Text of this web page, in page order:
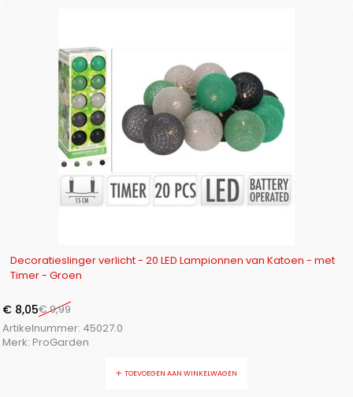
Decoratieslinger verlicht - 20 LED Lampionnen van Katoen - met
Timer - Groen
€9,99
€ 8,05
Artikelnummer: 45027.0
Merk: ProGarden
TOEVOEGEN AAN WINKELWAGEN